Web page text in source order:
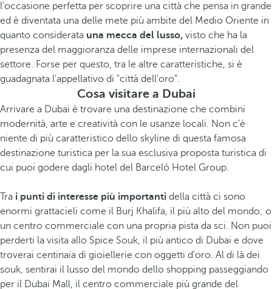
l'occasione perfetta per scoprire una città che pensa in grande
ed è diventata una delle mete più ambite del Medio Oriente in
quanto considerata una mecca del lusso, visto che ha la
presenza del maggioranza delle imprese internazionali del
settore. Forse per questo, tra le altre caratteristiche, si è
guadagnata l'appellativo di "città dell'oro".
Cosa visitare a Dubai
Arrivare a Dubai è trovare una destinazione che combini
modernità, arte e creatività con le usanze locali. Non c'è
niente di più caratteristico dello skyline di questa famosa
destinazione turistica per la sua esclusiva proposta turistica di
cui puoi godere dagli hotel del Barceló Hotel Group.
Tra i punti di interesse più importanti della città ci sono
enormi grattacieli come il Burj Khalifa, il più alto del mondo; o
un centro commerciale con una propria pista da sci. Non puoi
perderti la visita allo Spice Souk, il più antico di Dubai e dove
troverai centinaia di gioiellerie con oggetti d'oro. Al di là dei
souk, sentirai il lusso del mondo dello shopping passeggiando
per il Dubai Mall, il centro commerciale più grande del